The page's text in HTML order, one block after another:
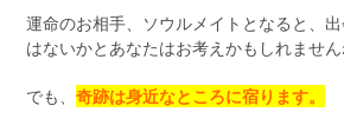
運命のお相手、ソウルメイトとなると、
はないかとあなたはお考えかもしれません
でも、奇跡は身近なところに宿ります。